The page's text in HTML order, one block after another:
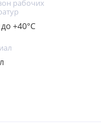
рабочих
+40°С